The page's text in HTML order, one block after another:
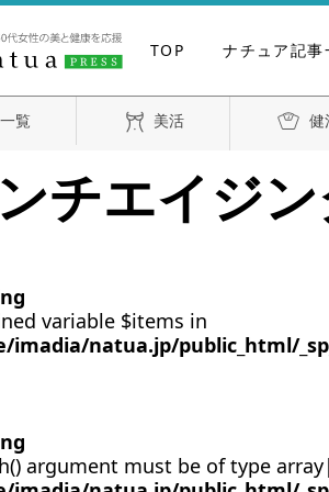
TOP ナチュア記事
覧 美活 健
チエイジ
variable $items in
imadia/natua.jp/public_html/
argument must be of type